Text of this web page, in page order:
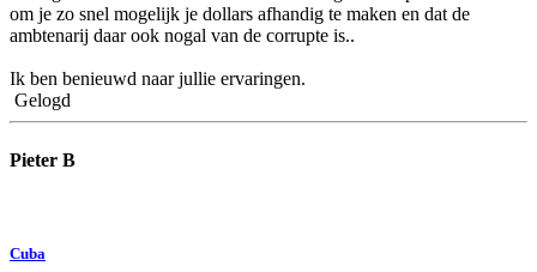
om je zo snel mogelijk je dollars afhandig te maken en dat de
ambtenarij daar ook nogal van de corrupte is..
Ik ben benieuwd naar jullie ervaringen.
Gelogd
Pieter B
Cuba